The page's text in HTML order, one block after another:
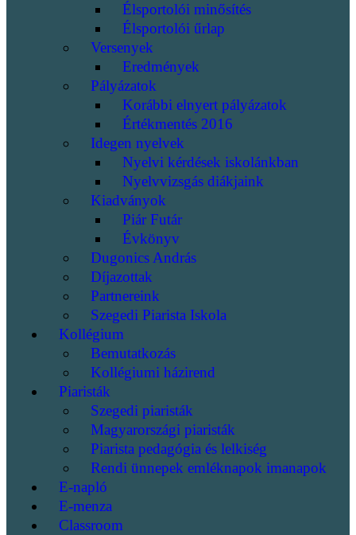
Élsportolói minősítés
Élsportolói űrlap
Versenyek
Eredmények
Pályázatok
Korábbi elnyert pályázatok
Értékmentés 2016
Idegen nyelvek
Nyelvi kérdések iskolánkban
Nyelvvizsgás diákjaink
Kiadványok
Piár Futár
Évkönyv
Dugonics András
Díjazottak
Partnereink
Szegedi Piarista Iskola
Kollégium
Bemutatkozás
Kollégiumi házirend
Piaristák
Szegedi piaristák
Magyarországi piaristák
Piarista pedagógia és lelkiség
Rendi ünnepek emléknapok imanapok
E-napló
E-menza
Classroom